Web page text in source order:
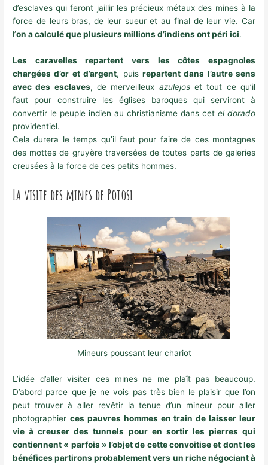
d’esclaves qui feront jaillir les précieux métaux des mines à la
force de leurs bras, de leur sueur et au final de leur vie. Car
l’on a calculé que plusieurs millions d’indiens ont péri ici.
Les caravelles repartent vers les côtes espagnoles
chargées d’or et d’argent, puis repartent dans l’autre sens
avec des esclaves, de merveilleux azulejos et tout ce qu’il
faut pour construire les églises baroques qui serviront à
convertir le peuple indien au christianisme dans cet el dorado
providentiel.
Cela durera le temps qu’il faut pour faire de ces montagnes
des mottes de gruyère traversées de toutes parts de galeries
creusées à la force de ces petits hommes.
La visite des mines de Potosi
Mineurs poussant leur chariot
L’idée d’aller visiter ces mines ne me plaît pas beaucoup.
D’abord parce que je ne vois pas très bien le plaisir que l’on
peut trouver à aller revêtir la tenue d’un mineur pour aller
photographier ces pauvres hommes en train de laisser leur
vie à creuser des tunnels pour en sortir les pierres qui
contiennent « parfois » l’objet de cette convoitise et dont les
bénéfices partirons probablement vers un riche négociant à